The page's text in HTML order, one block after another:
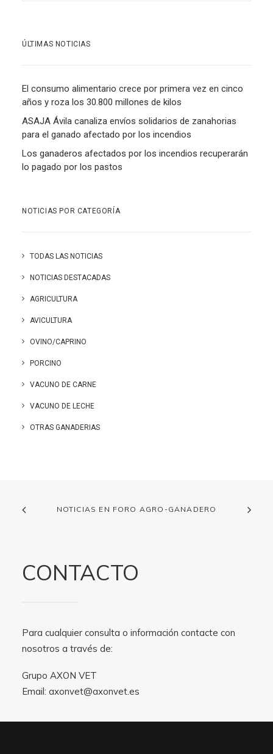
ÚLTIMAS NOTICIAS
El consumo alimentario crece por primera vez en cinco
años y roza los 30.800 millones de kilos
ASAJA Ávila canaliza envíos solidarios de zanahorias
para el ganado afectado por los incendios
Los ganaderos afectados por los incendios recuperarán
lo pagado por los pastos
NOTICIAS POR CATEGORÍA
TODAS LAS NOTICIAS
NOTICIAS DESTACADAS
AGRICULTURA
AVICULTURA
OVINO/CAPRINO
PORCINO
VACUNO DE CARNE
VACUNO DE LECHE
OTRAS GANADERIAS
NOTICIAS EN FORO AGRO-GANADERO
CONTACTO
Para cualquier consulta o información contacte con
nosotros a través de:
Grupo AXON VET
Email: axonvet@axonvet.es